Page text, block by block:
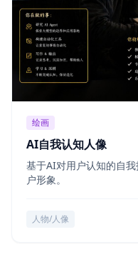
绘画
AI自我认知人像
基于AI对用户认知的自
户形象。
人物/人像